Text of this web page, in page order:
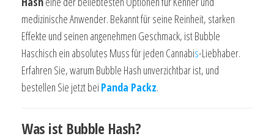
medizinische Anwender. Bekannt für seine Reinheit, starken
Effekte und seinen angenehmen Geschmack, ist Bubble
Haschisch ein absolutes Muss für jeden Cannabis-Liebhaber.
Erfahren Sie, warum Bubble Hash unverzichtbar ist, und
bestellen Sie jetzt bei Panda Packz.
Was ist Bubble Hash?